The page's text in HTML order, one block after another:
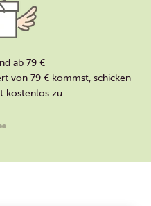
ab 79 €
von 79 € kommst, schicken
kostenlos zu.